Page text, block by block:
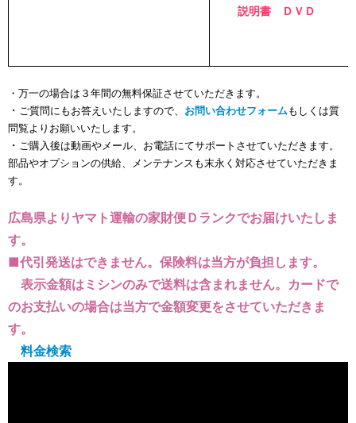
説明書 ＤＶＤ
・万一の場合は３年間の無料保証させていただきます。
・ ご質問にもお答えいたしますので、 お問い合わせフォームもしくは質
問覧よりお願いいたします。
・ ご購入後は動画やメール、お電話にてサポートさせていただきます。
部品やオプションの供給、メンテナンスも末永く対応させていただきま
す。
広島県よりヤマト運輸の家財便Ｄランクでお届けいたしま
す。
■代引発送はできません。保険料は当方が負担します。
表示金額はミシンのみで送料は含まれません。カードで
のお支払いの場合は当方で金額変更をさせていただきま
す。
料金検索